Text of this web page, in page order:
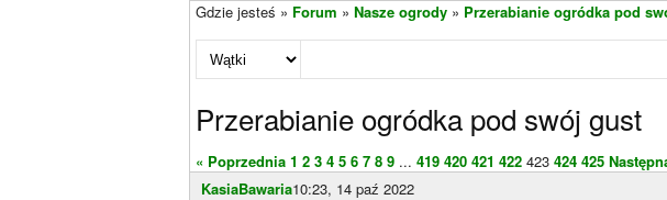
Gdzie jesteś » Forum » Nasze ogrody » Przerabianie ogródka pod
Przerabianie ogródka pod swój gust
« Poprzednia 1 2 3 4 5 6 7 8 9 ... 419 420 421 422 423 424 425
KasiaBawaria10:23, 14 paź 2022